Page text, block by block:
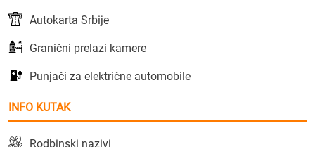
Autokarta Srbije
Granični prelazi kamere
Punjači za električne automobile
INFO KUTAK
Rodbinski nazivi